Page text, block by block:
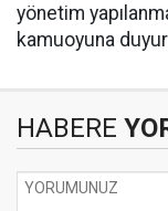
yönetim
kamuoyuna
HABERE